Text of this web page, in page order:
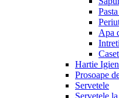
Apa
Hartie
Prosoape
Servetele